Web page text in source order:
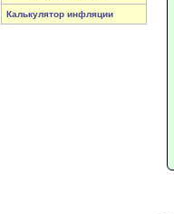
Калькулятор инфляции